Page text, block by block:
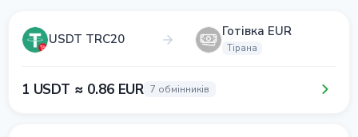
USDT TRC20 Готівка EUR
Тірана
1 USDT ≈ 0.86 EUR 7 обмінників